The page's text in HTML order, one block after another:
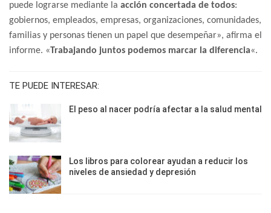
puede lograrse mediante la acción concertada de todos:
gobiernos, empleados, empresas, organizaciones, comunidades,
familias y personas tienen un papel que desempeñar», afirma el
informe. «Trabajando juntos podemos marcar la diferencia«.
TE PUEDE INTERESAR:
El peso al nacer podría afectar a la salud mental
Los libros para colorear ayudan a reducir los
niveles de ansiedad y depresión